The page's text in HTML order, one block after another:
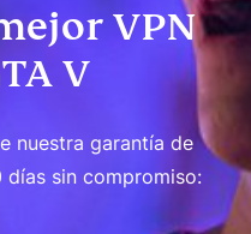
VPN
V
nuestra garantía de
sin compromiso: